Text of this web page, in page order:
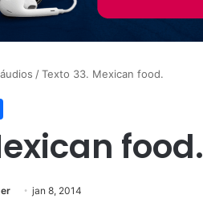
/Texto 33. Mexican food.
food.
jan 8, 2014